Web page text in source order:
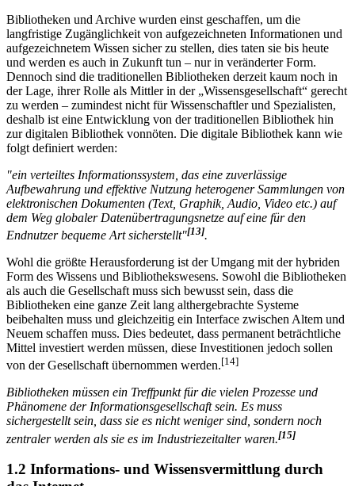
Bibliotheken und Archive wurden einst geschaffen, um die
langfristige Zugänglichkeit von aufgezeichneten Informationen und
aufgezeichnetem Wissen sicher zu stellen, dies taten sie bis heute
und werden es auch in Zukunft tun – nur in veränderter Form.
Dennoch sind die traditionellen Bibliotheken derzeit kaum noch in
der Lage, ihrer Rolle als Mittler in der „Wissensgesellschaft“ gerecht
zu werden – zumindest nicht für Wissenschaftler und Spezialisten,
deshalb ist eine Entwicklung von der traditionellen Bibliothek hin
zur digitalen Bibliothek vonnöten. Die digitale Bibliothek kann wie
folgt definiert werden:
"ein verteiltes Informationssystem, das eine zuverlässige
Aufbewahrung und effektive Nutzung heterogener Sammlungen von
elektronischen Dokumenten (Text, Graphik, Audio, Video etc.) auf
dem Weg globaler Datenübertragungsnetze auf eine für den
Endnutzer bequeme Art sicherstellt"[13].
Wohl die größte Herausforderung ist der Umgang mit der hybriden
Form des Wissens und Bibliothekswesens. Sowohl die Bibliotheken
als auch die Gesellschaft muss sich bewusst sein, dass die
Bibliotheken eine ganze Zeit lang althergebrachte Systeme
beibehalten muss und gleichzeitig ein Interface zwischen Altem und
Neuem schaffen muss. Dies bedeutet, dass permanent beträchtliche
Mittel investiert werden müssen, diese Investitionen jedoch sollen
von der Gesellschaft übernommen werden.[14]
Bibliotheken müssen ein Treffpunkt für die vielen Prozesse und
Phänomene der Informationsgesellschaft sein. Es muss
sichergestellt sein, dass sie es nicht weniger sind, sondern noch
zentraler werden als sie es im Industriezeitalter waren.[15]
1.2 Informations- und Wissensvermittlung durch